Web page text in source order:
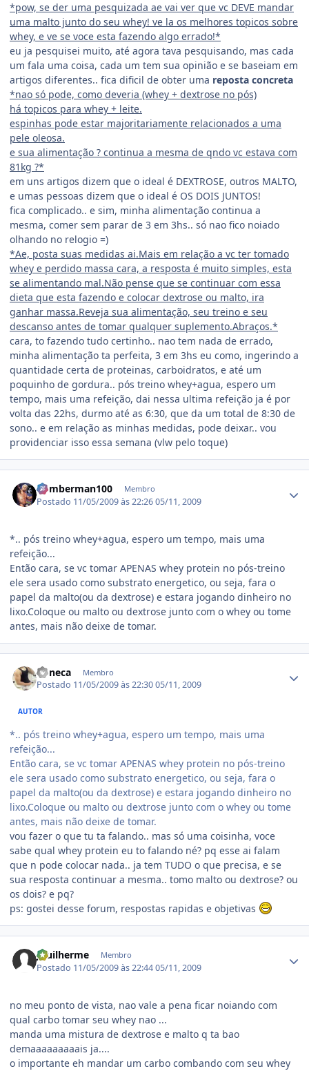
*pow, se der uma pesquizada ae vai ver que vc DEVE mandar
uma malto junto do seu whey! ve la os melhores topicos sobre
whey, e ve se voce esta fazendo algo errado!*
eu ja pesquisei muito, até agora tava pesquisando, mas cada
um fala uma coisa, cada um tem sua opinião e se baseiam em
artigos diferentes.. fica dificil de obter uma reposta concreta
*nao só pode, como deveria (whey + dextrose no pós)
há topicos para whey + leite.
espinhas pode estar majoritariamente relacionados a uma
pele oleosa.
e sua alimentação ? continua a mesma de qndo vc estava com
81kg ?*
em uns artigos dizem que o ideal é DEXTROSE, outros MALTO,
e umas pessoas dizem que o ideal é OS DOIS JUNTOS!
fica complicado.. e sim, minha alimentação continua a
mesma, comer sem parar de 3 em 3hs.. só nao fico noiado
olhando no relogio =)
*Ae, posta suas medidas ai.Mais em relação a vc ter tomado
whey e perdido massa cara, a resposta é muito simples, esta
se alimentando mal.Não pense que se continuar com essa
dieta que esta fazendo e colocar dextrose ou malto, ira
ganhar massa.Reveja sua alimentação, seu treino e seu
descanso antes de tomar qualquer suplemento.Abraços.*
cara, to fazendo tudo certinho.. nao tem nada de errado,
minha alimentação ta perfeita, 3 em 3hs eu como, ingerindo a
quantidade certa de proteinas, carboidratos, e até um
poquinho de gordura.. pós treino whey+agua, espero um
tempo, mais uma refeição, dai nessa ultima refeição ja é por
volta das 22hs, durmo até as 6:30, que da um total de 8:30 de
sono.. e em relação as minhas medidas, pode deixar.. vou
providenciar isso essa semana (vlw pelo toque)
bomberman100 Membro
Postado 11/05/2009 às 22:2605/11, 2009
*.. pós treino whey+agua, espero um tempo, mais uma
refeição...
Então cara, se vc tomar APENAS whey protein no pós-treino
ele sera usado como substrato energetico, ou seja, fara o
papel da malto(ou da dextrose) e estara jogando dinheiro no
lixo.Coloque ou malto ou dextrose junto com o whey ou tome
antes, mais não deixe de tomar.
boneca Membro
Postado 11/05/2009 às 22:3005/11, 2009
AUTOR
*.. pós treino whey+agua, espero um tempo, mais uma
refeição...
Então cara, se vc tomar APENAS whey protein no pós-treino
ele sera usado como substrato energetico, ou seja, fara o
papel da malto(ou da dextrose) e estara jogando dinheiro no
lixo.Coloque ou malto ou dextrose junto com o whey ou tome
antes, mais não deixe de tomar.
vou fazer o que tu ta falando.. mas só uma coisinha, voce
sabe qual whey protein eu to falando né? pq esse ai falam
que n pode colocar nada.. ja tem TUDO o que precisa, e se
sua resposta continuar a mesma.. tomo malto ou dextrose? ou
os dois? e pq?
ps: gostei desse forum, respostas rapidas e objetivas
Jguilherme Membro
Postado 11/05/2009 às 22:4405/11, 2009
no meu ponto de vista, nao vale a pena ficar noiando com
qual carbo tomar seu whey nao ...
manda uma mistura de dextrose e malto q ta bao
demaaaaaaaaais ja....
o importante eh mandar um carbo combando com seu whey